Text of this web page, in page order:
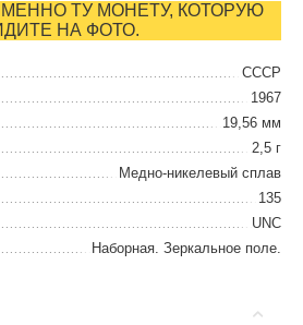
ТУ МОНЕТУ, КОТОРУЮ
НА ФОТО.
СССР
1967
19,56 мм
2,5 г
Медно-никелевый сплав
135
UNC
Наборная. Зеркальное поле.